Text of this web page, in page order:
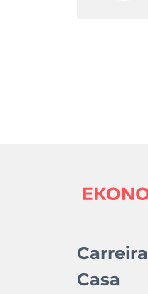
Carreira
Casa